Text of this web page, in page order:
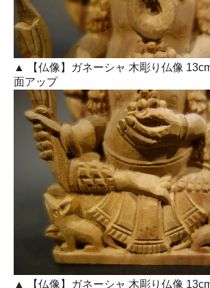
▲ 【仏像】ガネーシャ 木彫り仏像
面アップ
▲ 【仏像】ガネーシャ 木彫り仏像